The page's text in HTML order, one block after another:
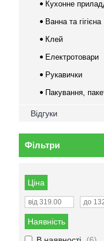
Кухонне
Ванна та гігієна
Клей
Електротовари
Рукавички
Пакування,
Відгуки
Фільтри
Ціна
Наявність